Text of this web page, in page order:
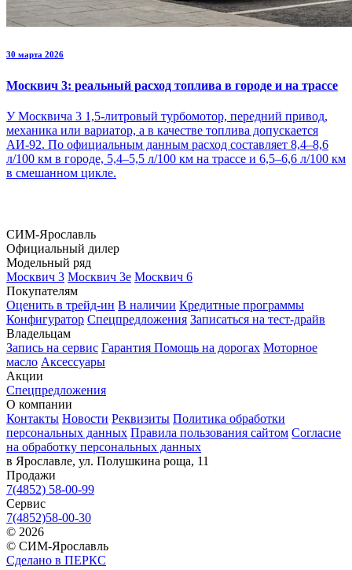
30 марта 2026
Москвич 3: реальный расход топлива в городе и на трассе
У Москвича 3 1,5-литровый турбомотор, передний привод,
механика или вариатор, а в качестве топлива допускается
АИ-92. По официальным данным расход составляет 8,4–8,6
л/100 км в городе, 5,4–5,5 л/100 км на трассе и 6,5–6,6 л/100 км
в смешанном цикле.
СИМ-Ярославль
Официальный дилер
Модельный ряд
Москвич 3 Москвич 3е Москвич 6
Покупателям
Оценить в трейд-ин В наличии Кредитные программы
Конфигуратор Спецпредложения Записаться на тест-драйв
Владельцам
Запись на сервис Гарантия Помощь на дорогах Моторное
масло Аксессуары
Акции
Спецпредложения
О компании
Контакты Новости Реквизиты Политика обработки
персональных данных Правила пользования сайтом Согласие
на обработку персональных данных
в Ярославле, ул. Полушкина роща, 11
Продажи
7(4852) 58-00-99
Сервис
7(4852)58-00-30
© 2026
© СИМ-Ярославль
Сделано в ПЕРКС